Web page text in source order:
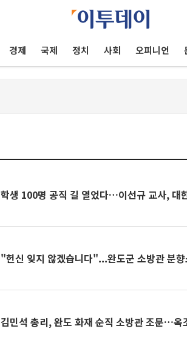
경제 국제 정치 사회 오피니언
학생 100명 공직 길 열었다…이선규 교사, 대
"헌신 잊지 않겠습니다"...완도군 소방관 분
김민석 총리, 완도 화재 순직 소방관 조문…옥